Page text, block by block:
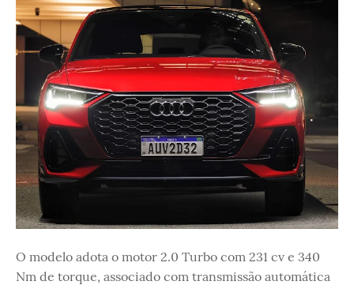
O modelo adota o motor 2.0 Turbo com 231 cv e 340
Nm de torque, associado com transmissão automática